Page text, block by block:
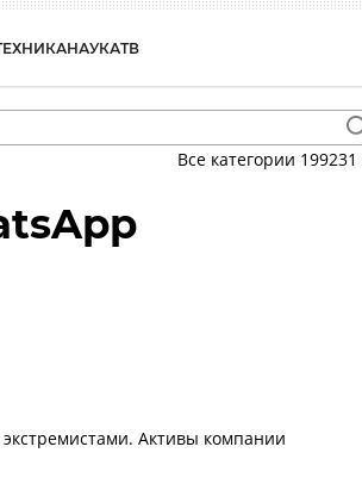
НАУКАТВ
Все категории 199231
Активы компании